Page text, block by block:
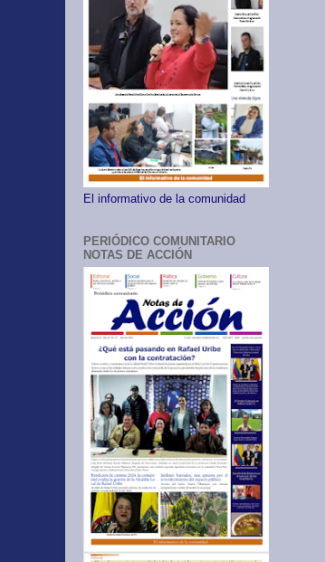
El informativo de la comunidad
PERIÓDICO COMUNITARIO
NOTAS DE ACCIÓN